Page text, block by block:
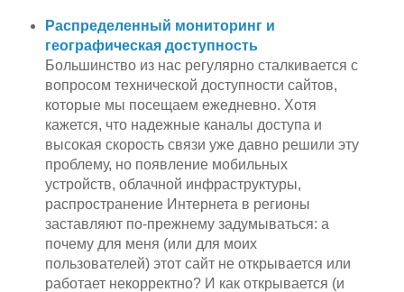
Распределенный мониторинг и
географическая доступность
Большинство из нас регулярно сталкивается с
вопросом технической доступности сайтов,
которые мы посещаем ежедневно. Хотя
кажется, что надежные каналы доступа и
высокая скорость связи уже давно решили эту
проблему, но появление мобильных
устройств, облачной инфраструктуры,
распространение Интернета в регионы
заставляют по-прежнему задумываться: а
почему для меня (или для моих
пользователей) этот сайт не открывается или
работает некорректно? И как открывается (и